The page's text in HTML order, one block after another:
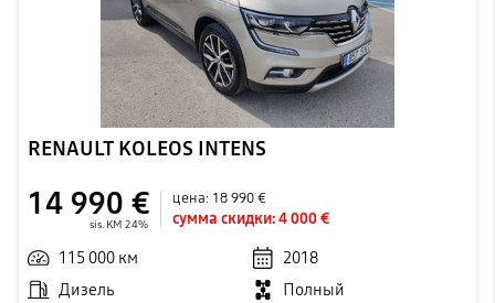
RENAULT KOLEOS INTENS
14 990 €
sis. KM 24%
цена: 18 990 €
сумма скидки:4 000 €
115 000 км
2018
Дизель
Полный